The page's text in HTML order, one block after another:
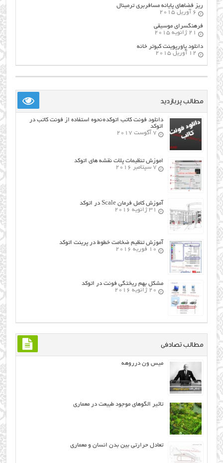
ریز فضاهای پایانه مسافربری ترمینال
6 آوریل 2015
فرهنگسراي موسيقي
21 ژانویه 2015
دانلود پاورپوینت کبوتر خانه
12 آوریل 2015
مطالب پربازدید
دانلود فونت کاتب اتوکد+نحوه استفاده از فونت کاتب در
اتوکد
7 آگوست 2017
اموزش تنظیمات پلات نقشه های اتوکد
7 سپتامبر 2016
آموزش کامل فرمان Scale در اتوکد
31 ژانویه 2016
آموزش تنظیم ضخامت خطوط در پرینت اتوکد
10 فوریه 2016
مشکل بهم ریختگی فونت در اتوکد
20 ژانویه 2016
مطالب تصادفی
میس ون درروهه
تاثیر الگوهای موجود طبیعت در معماری
تعادل حرارتی بین بدن انسان و معماری